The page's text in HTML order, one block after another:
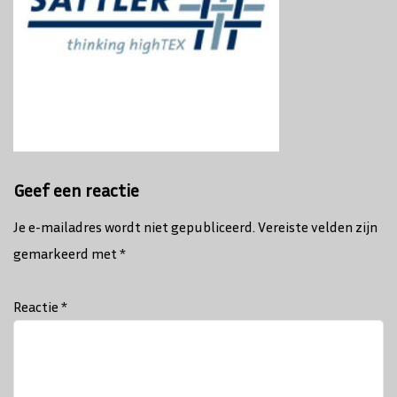
Geef een reactie
Je e-mailadres wordt niet gepubliceerd. Vereiste velden zijn
gemarkeerd met *
Reactie *